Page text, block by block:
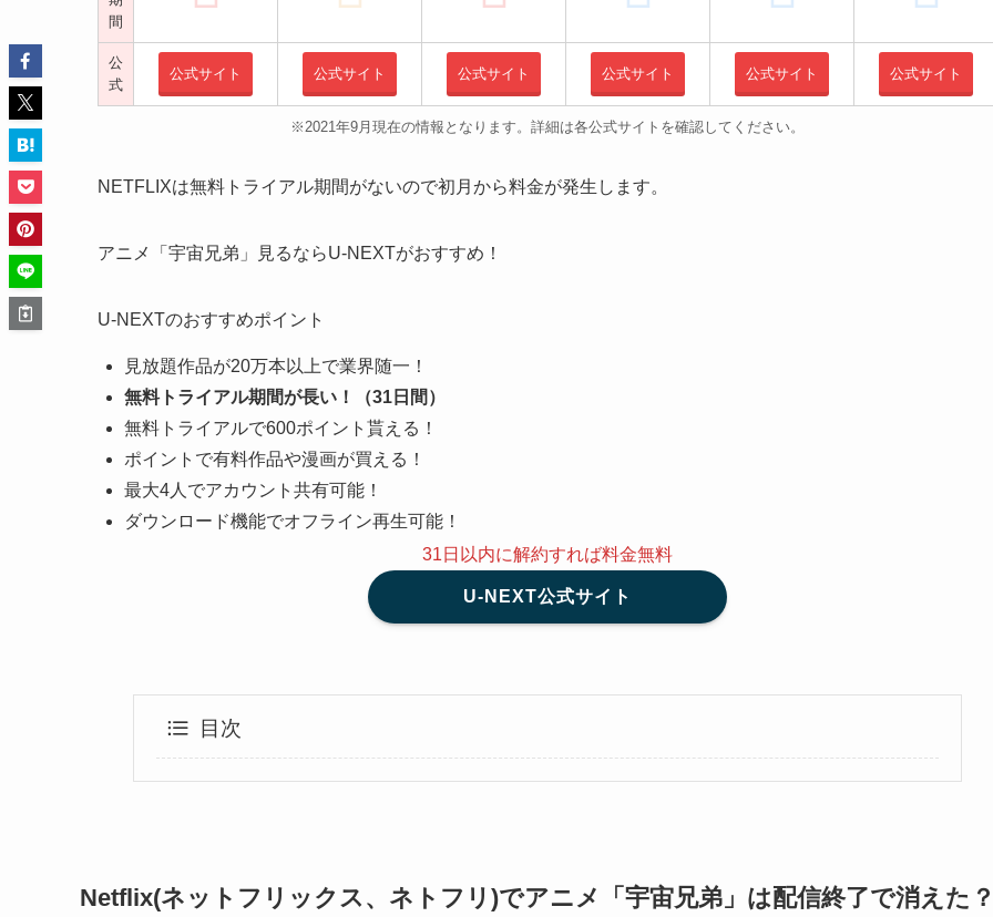
間
公
式
公式サイト 公式サイト 公式サイト 公式サイト 公式サイト 公式サイト
※2021年9月現在の情報となります。詳細は各公式サイトを確認してください。
NETFLIXは無料トライアル期間がないので初月から料金が発生します。
アニメ「宇宙兄弟」見るならU-NEXTがおすすめ！
U-NEXTのおすすめポイント
見放題作品が20万本以上で業界随一！
無料トライアル期間が長い！（31日間）
無料トライアルで600ポイント貰える！
ポイントで有料作品や漫画が買える！
最大4人でアカウント共有可能！
ダウンロード機能でオフライン再生可能！
31日以内に解約すれば料金無料
U-NEXT公式サイト
目次
Netflix(ネットフリックス、ネトフリ)でアニメ「宇宙兄弟」は配信終了で消えた